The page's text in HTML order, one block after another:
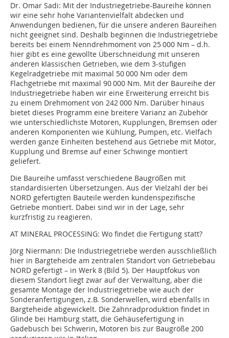
Dr. Omar Sadi: Mit der Industriegetriebe-Baureihe können
wir eine sehr hohe Variantenvielfalt abdecken und
Anwendungen bedienen, für die unsere anderen Baureihen
nicht geeignet sind. Deshalb beginnen die Industriegetriebe
bereits bei einem Nenndrehmoment von 25 000 Nm – d.h.
hier gibt es eine gewollte Überschneidung mit unseren
anderen klassischen Getrieben, wie dem 3-stufigen
Kegelradgetriebe mit maximal 50 000 Nm oder dem
Flachgetriebe mit maximal 90 000 Nm. Mit der Baureihe der
Industriegetriebe haben wir eine Erweiterung erreicht bis
zu einem Drehmoment von 242 000 Nm. Darüber hinaus
bietet dieses Programm eine breitere Varianz an Zubehör
wie unterschiedlichste Motoren, Kupplungen, Bremsen oder
anderen Komponenten wie Kühlung, Pumpen, etc. Vielfach
werden ganze Einheiten bestehend aus Getriebe mit Motor,
Kupplung und Bremse auf einer Schwinge montiert
geliefert.
Die Baureihe umfasst verschiedene Baugrößen mit
standardisierten Übersetzungen. Aus der Vielzahl der bei
NORD gefertigten Bauteile werden kundenspezifische
Getriebe montiert. Dabei sind wir in der Lage, sehr
kurzfristig zu reagieren.
AT MINERAL PROCESSING: Wo findet die Fertigung statt?
Jörg Niermann: Die Industriegetriebe werden ausschließlich
hier in Bargteheide am zentralen Standort von Getriebebau
NORD gefertigt – in Werk 8 (Bild 5). Der Hauptfokus von
diesem Standort liegt zwar auf der Verwaltung, aber die
gesamte Montage der Industriegetriebe wie auch der
Sonderanfertigungen, z.B. Sonderwellen, wird ebenfalls in
Bargteheide abgewickelt. Die Zahnradproduktion findet in
Glinde bei Hamburg statt, die Gehäusefertigung in
Gadebusch bei Schwerin, Motoren bis zur Baugröße 200